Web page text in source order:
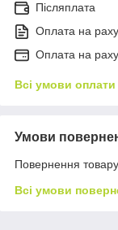
Післяплата
Оплата на
Оплата на
Всі умови оплати
Умови
Повернення
Всі умови